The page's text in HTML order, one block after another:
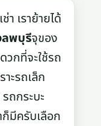
เราย้ายได้
ลพบุรีจุของ
วกที่จะใช้รถ
ะรถเล็ก
ถกระบะ
ก็มีครับเลือก